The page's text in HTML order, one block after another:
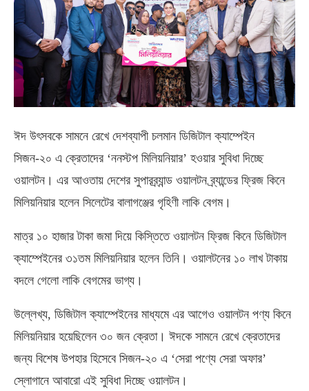
ঈদ উৎসবকে সামনে রেখে দেশব্যাপী চলমান ডিজিটাল ক্যাম্পেইন
সিজন-২০ এ ক্রেতাদের ‘ননস্টপ মিলিয়নিয়ার’ হওয়ার সুবিধা দিচ্ছে
ওয়ালটন। এর আওতায় দেশের সুপারব্র্যান্ড ওয়ালটন ব্র্যান্ডের ফ্রিজ কিনে
মিলিয়নিয়ার হলেন সিলেটের বালাগঞ্জের গৃহিণী লাকি বেগম।
মাত্র ১০ হাজার টাকা জমা দিয়ে কিস্তিতে ওয়ালটন ফ্রিজ কিনে ডিজিটাল
ক্যাম্পেইনের ৩১তম মিলিয়নিয়ার হলেন তিনি। ওয়ালটনের ১০ লাখ টাকায়
বদলে গেলো লাকি বেগমের ভাগ্য।
উল্লেখ্য, ডিজিটাল ক্যাম্পেইনের মাধ্যমে এর আগেও ওয়ালটন পণ্য কিনে
মিলিয়নিয়ার হয়েছিলেন ৩০ জন ক্রেতা। ঈদকে সামনে রেখে ক্রেতাদের
জন্য বিশেষ উপহার হিসেবে সিজন-২০ এ ‘সেরা পণ্যে সেরা অফার’
স্লোগানে আবারো এই সুবিধা দিচ্ছে ওয়ালটন।